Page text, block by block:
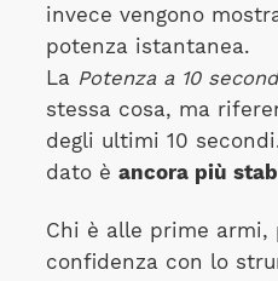
invece vengono
potenza istantanea.
La Potenza a 10
stessa cosa, ma
degli ultimi 10
dato è ancora più
Chi è alle prime armi,
confidenza con lo